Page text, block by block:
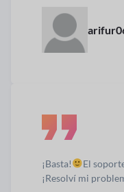
¡Basta!
El
¡Resolví mi